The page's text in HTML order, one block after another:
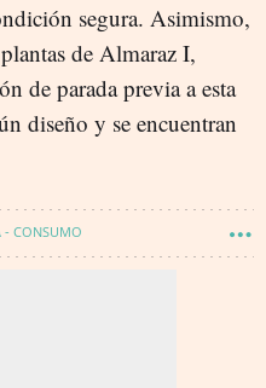
segura. Asimismo,
de Almaraz I,
de parada previa a esta
diseño y se encuentran
- CONSUMO